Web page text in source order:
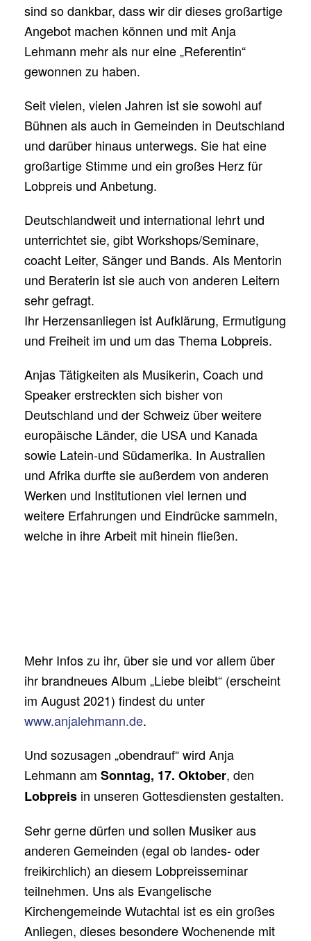
sind so dankbar, dass wir dir dieses großartige
Angebot machen können und mit Anja
Lehmann mehr als nur eine „Referentin“
gewonnen zu haben.
Seit vielen, vielen Jahren ist sie sowohl auf
Bühnen als auch in Gemeinden in Deutschland
und darüber hinaus unterwegs. Sie hat eine
großartige Stimme und ein großes Herz für
Lobpreis und Anbetung.
Deutschlandweit und international lehrt und
unterrichtet sie, gibt Workshops/Seminare,
coacht Leiter, Sänger und Bands. Als Mentorin
und Beraterin ist sie auch von anderen Leitern
sehr gefragt.
Ihr Herzensanliegen ist Aufklärung, Ermutigung
und Freiheit im und um das Thema Lobpreis.
Anjas Tätigkeiten als Musikerin, Coach und
Speaker erstreckten sich bisher von
Deutschland und der Schweiz über weitere
europäische Länder, die USA und Kanada
sowie Latein-und Südamerika. In Australien
und Afrika durfte sie außerdem von anderen
Werken und Institutionen viel lernen und
weitere Erfahrungen und Eindrücke sammeln,
welche in ihre Arbeit mit hinein fließen.
Mehr Infos zu ihr, über sie und vor allem über
ihr brandneues Album „Liebe bleibt“ (erscheint
im August 2021) findest du unter
www.anjalehmann.de.
Und sozusagen „obendrauf“ wird Anja
Lehmann am Sonntag, 17. Oktober, den
Lobpreis in unseren Gottesdiensten gestalten.
Sehr gerne dürfen und sollen Musiker aus
anderen Gemeinden (egal ob landes- oder
freikirchlich) an diesem Lobpreisseminar
teilnehmen. Uns als Evangelische
Kirchengemeinde Wutachtal ist es ein großes
Anliegen, dieses besondere Wochenende mit